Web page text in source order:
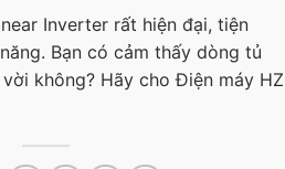
Inverter rất hiện đại, tiện
Bạn có cảm thấy dòng tủ
không? Hãy cho Điện máy HZ